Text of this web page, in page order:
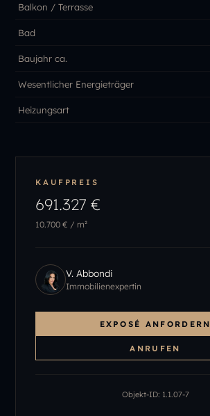
Balkon / Terrasse
Bad
Baujahr ca.
Wesentlicher Energieträger
Heizungsart
KAUFPREIS
691.327 €
10.700 € / m²
V. Abbondi
Immobilienexpertin
EXPOSÉ ANFORDERN
ANRUFEN
Objekt-ID: 1.1.07-7